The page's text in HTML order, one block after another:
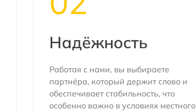
Надёжность
Работая с нами, вы выбираете
партнёра, который держит слово и
обеспечивает стабильность, что
особенно важно в условиях местного